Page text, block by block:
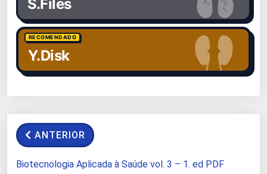
S.Files
RECOMENDADO
Y.Disk
ANTERIOR
Biotecnologia Aplicada à Saúde vol. 3 – 1. ed PDF